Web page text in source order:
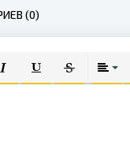
(0)
ПОДЧЕРКНУТЫЙ